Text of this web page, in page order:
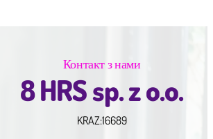
Контакт з нами
8 HRS sp. z o.o.
KRAZ:16689